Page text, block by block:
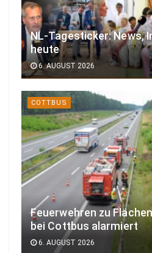
NL-Tagesticker: News,
heute
6. AUGUST 2026
COTTBUS
Feuerwehren zu
bei Cottbus alarmiert
6. AUGUST 2026